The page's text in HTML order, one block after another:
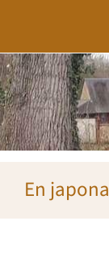
contenu
En